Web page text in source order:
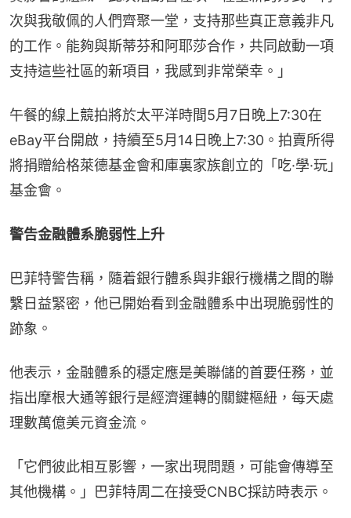
次與我敬佩的人們齊聚一堂，支持那些真正意義非凡
的工作。能夠與斯蒂芬和阿耶莎合作，共同啟動一項
支持這些社區的新項目，我感到非常榮幸。」
午餐的線上競拍將於太平洋時間5月7日晚上7:30在
eBay平台開啟，持續至5月14日晚上7:30。拍賣所得
將捐贈給格萊德基金會和庫裏家族創立的「吃·學·玩」
基金會。
警告金融體系脆弱性上升
巴菲特警告稱，隨着銀行體系與非銀行機構之間的聯
繫日益緊密，他已開始看到金融體系中出現脆弱性的
跡象。
他表示，金融體系的穩定應是美聯儲的首要任務，並
指出摩根大通等銀行是經濟運轉的關鍵樞紐，每天處
理數萬億美元資金流。
「它們彼此相互影響，一家出現問題，可能會傳導至
其他機構。」巴菲特周二在接受CNBC採訪時表示。